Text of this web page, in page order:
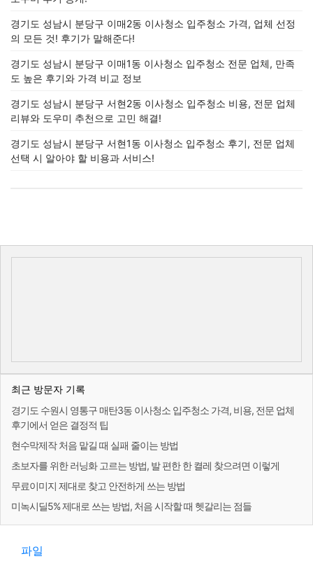
경기도 성남시 분당구 이매2동 이사청소 입주청소 가격, 업체 선정
의 모든 것! 후기가 말해준다!
경기도 성남시 분당구 이매1동 이사청소 입주청소 전문 업체, 만족
도 높은 후기와 가격 비교 정보
경기도 성남시 분당구 서현2동 이사청소 입주청소 비용, 전문 업체
리뷰와 도우미 추천으로 고민 해결!
경기도 성남시 분당구 서현1동 이사청소 입주청소 후기, 전문 업체
선택 시 알아야 할 비용과 서비스!
최근 방문자 기록
경기도 수원시 영통구 매탄3동 이사청소 입주청소 가격, 비용, 전문 업체
후기에서 얻은 결정적 팁
현수막제작 처음 맡길 때 실패 줄이는 방법
초보자를 위한 러닝화 고르는 방법, 발 편한 한 켤레 찾으려면 이렇게
무료이미지 제대로 찾고 안전하게 쓰는 방법
미녹시딜5% 제대로 쓰는 방법, 처음 시작할 때 헷갈리는 점들
파일